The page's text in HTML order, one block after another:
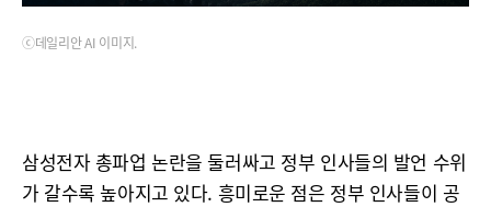
ⓒ데일리안 AI 이미지.
삼성전자 총파업 논란을 둘러싸고 정부 인사들의 발언 수위
가 갈수록 높아지고 있다. 흥미로운 점은 정부 인사들이 공